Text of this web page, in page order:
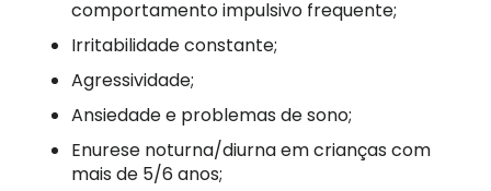
comportamento impulsivo frequente;
Irritabilidade constante;
Agressividade;
Ansiedade e problemas de sono;
Enurese noturna/diurna em crianças com
mais de 5/6 anos;